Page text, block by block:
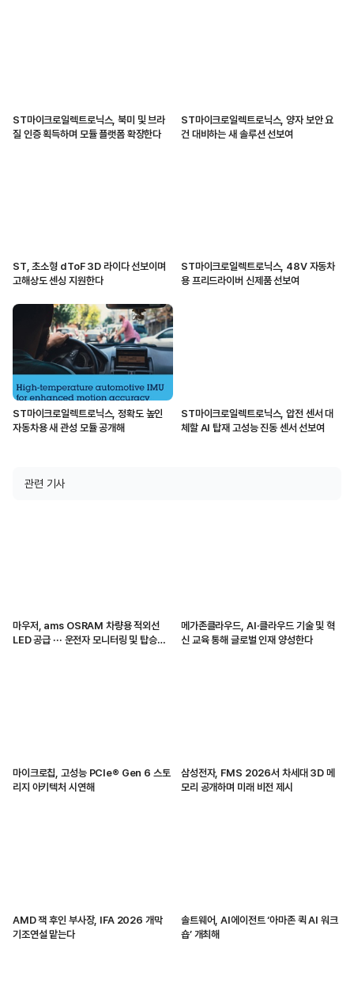
ST마이크로일렉트로닉스, 북미 및 브라
질 인증 획득하며 모듈 플랫폼 확장한다
ST마이크로일렉트로닉스, 양자 보안 요
건 대비하는 새 솔루션 선보여
ST, 초소형 dToF 3D 라이다 선보이며
고해상도 센싱 지원한다
ST마이크로일렉트로닉스, 48V 자동차
용 프리드라이버 신제품 선보여
ST마이크로일렉트로닉스, 정확도 높인
자동차용 새 관성 모듈 공개해
ST마이크로일렉트로닉스, 압전 센서 대
체할 AI 탑재 고성능 진동 센서 선보여
관련 기사
마우저, ams OSRAM 차량용 적외선
LED 공급 ··· 운전자 모니터링 및 탑승자
메가존클라우드, AI·클라우드 기술 및 혁
신 교육 통해 글로벌 인재 양성한다
마이크로칩, 고성능 PCIe® Gen 6 스토
리지 아키텍처 시연해
삼성전자, FMS 2026서 차세대 3D 메
모리 공개하며 미래 비전 제시
AMD 잭 후인 부사장, IFA 2026 개막
기조연설 맡는다
솔트웨어, AI에이전트 ‘아마존 퀵 AI 워크
숍’ 개최해